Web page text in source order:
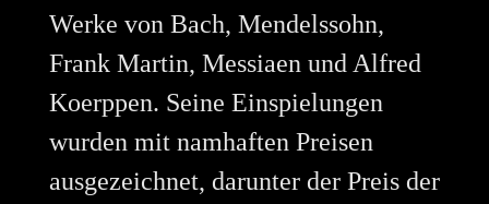
Werke von Bach, Mendelssohn,
Frank Martin, Messiaen und Alfred
Koerppen. Seine Einspielungen
wurden mit namhaften Preisen
ausgezeichnet, darunter der Preis der